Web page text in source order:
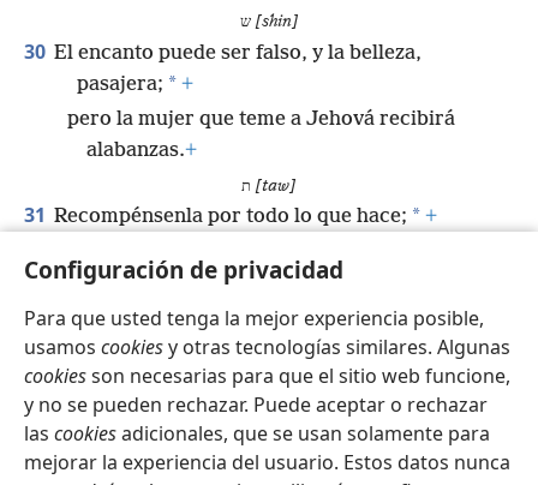
Configuración de privacidad
Para que usted tenga la mejor experiencia posible,
usamos cookiesy otras tecnologías similares. Algunas
cookiesson necesarias para que el sitio web funcione,
y no se pueden rechazar. Puede aceptar o rechazar
las cookiesadicionales, que se usan solamente para
mejorar la experiencia del usuario. Estos datos nunca
ש [shin]
30 El encanto puede ser falso, y la belleza,
pasajera; * +
pero la mujer que teme a Jehová recibirá
alabanzas.+
[taw]
31 Recompénsenla por todo lo que hace; * +
ciudad.+
Español Compartir Configuración
Copyright © 2026 Watch Tower Bible and Tract Society of Pennsylvania
Condiciones de uso
Política de privacidad